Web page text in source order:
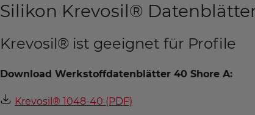
Silikon Krevosil®
Krevosil® ist geeignet für Profile
Download Werkstoffdatenblätter 40 Shore A:
Krevosil® 1048-40 (PDF)